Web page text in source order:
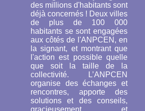
des millions d'habitants sont
déjà concernés ! Deux villes
de plus de 100 000
habitants se sont engagées
aux côtés de l'ANPCEN, en
la signant, et montrant que
l'action est possible quelle
que soit la taille de la
collectivité. L’ANPCEN
organise des échanges et
rencontres, apporte des
solutions et des conseils,
gracieusement et